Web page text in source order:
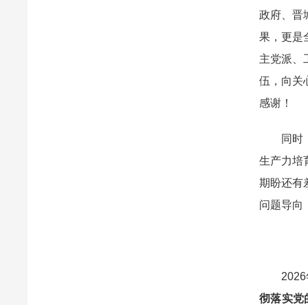
政府、晋
果，更是
主党派、
伍，向关
感谢！
同时，
生产力培
期盼还有
问题导向
2026年
彻落实党